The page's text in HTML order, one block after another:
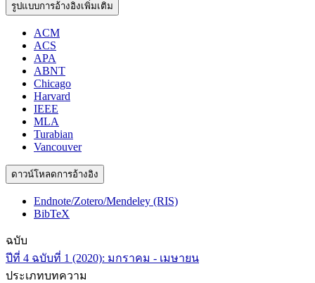
รูปแบบการอ้างอิงเพิ่มเติม
ACM
ACS
APA
ABNT
Chicago
Harvard
IEEE
MLA
Turabian
Vancouver
ดาวน์โหลดการอ้างอิง
Endnote/Zotero/Mendeley (RIS)
BibTeX
ฉบับ
ปีที่ 4 ฉบับที่ 1 (2020): มกราคม - เมษายน
ประเภทบทความ